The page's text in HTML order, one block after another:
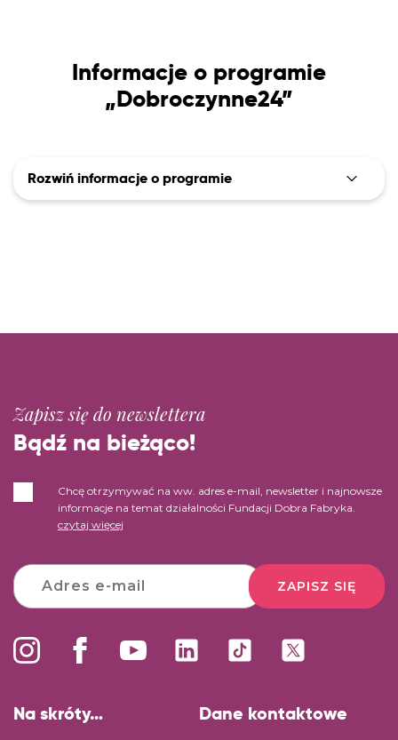
Informacje o programie
„Dobroczynne24”
Rozwiń informacje o programie
Zapisz się do newslettera
Bądź na bieżąco!
Chcę otrzymywać na ww. adres e-mail, newsletter i najnowsze
informacje na temat działalności Fundacji Dobra Fabryka.
czytaj więcej
ZAPISZ SIĘ
Na skróty… Dane kontaktowe